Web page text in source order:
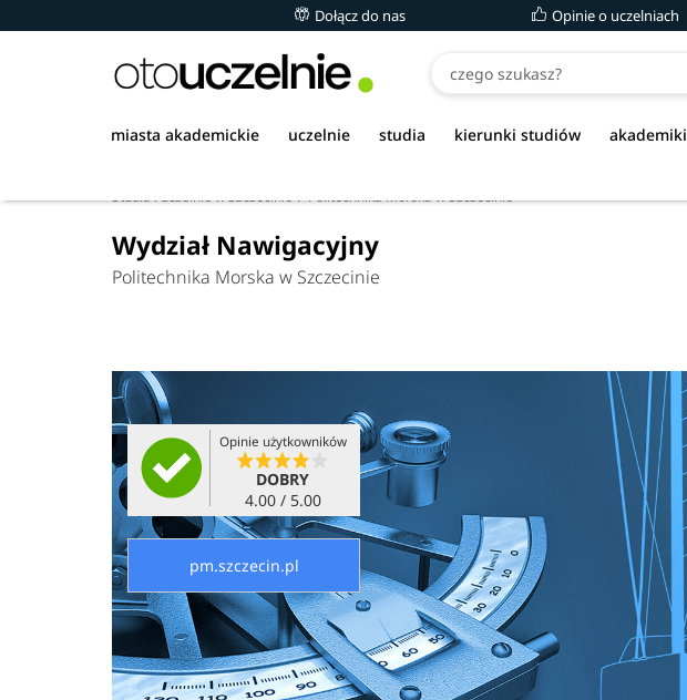
Dołącz do nas Opinie o uczelniach
miasta akademickie uczelnie studia kierunki studiów akademiki
Studia i uczelnie w Szczecinie Politechnika Morska w Szczecinie
Wydział Nawigacyjny
Politechnika Morska w Szczecinie
Opinie użytkowników
DOBRY
4.00 / 5.00
pm.szczecin.pl